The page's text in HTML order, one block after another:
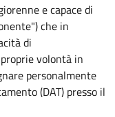
e capace di
che in
di
volontà in
personalmente
(DAT) presso il